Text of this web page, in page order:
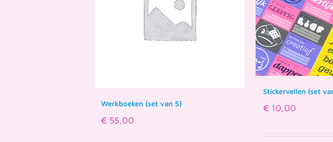
Werkboeken (set van 5)
€ 55,00
Stickervellen (set
€10,00